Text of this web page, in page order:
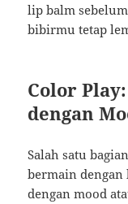
lip balm
bibirmu tetap
Color
dengan
Salah satu
bermain
dengan mood